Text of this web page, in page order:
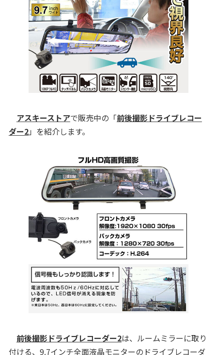
アスキーストアで販売中の「前後撮影ドライブレコー
ダー2」を紹介します。
前後撮影ドライブレコーダー2は、ルームミラーに取り
付ける、9.7インチ全面液晶モニターのドライブレコーダ